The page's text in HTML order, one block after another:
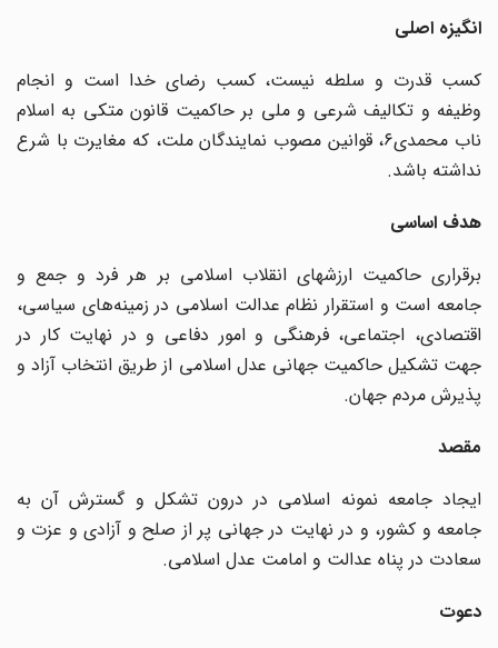
انگیزه اصلی
کسب قدرت و سلطه نیست، کسب رضای خدا است و انجام
وظیفه و تکالیف شرعی و ملی بر حاکمیت قانون متکی به اسلام
ناب محمدی۶، قوانین مصوب نمایندگان ملت، که مغایرت با شرع
نداشته باشد.
هدف اساسی
برقراری حاکمیت ارزشهای انقلاب اسلامی بر هر فرد و جمع و
جامعه است و استقرار نظام عدالت اسلامی در زمینه‌های سیاسی،
اقتصادی، اجتماعی، فرهنگی و امور دفاعی و در نهایت کار در
جهت تشکیل حاکمیت جهانی عدل اسلامی از طریق انتخاب آزاد و
پذیرش مردم جهان.
مقصد
ایجاد جامعه نمونه اسلامی در درون تشکل و گسترش آن به
جامعه و کشور، و در نهایت در جهانی پر از صلح و آزادی و عزت و
سعادت در پناه عدالت و امامت عدل اسلامی.
دعوت